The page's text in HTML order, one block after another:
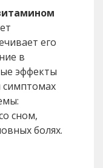
его
в
эффекты
симптомах
сном,
болях.